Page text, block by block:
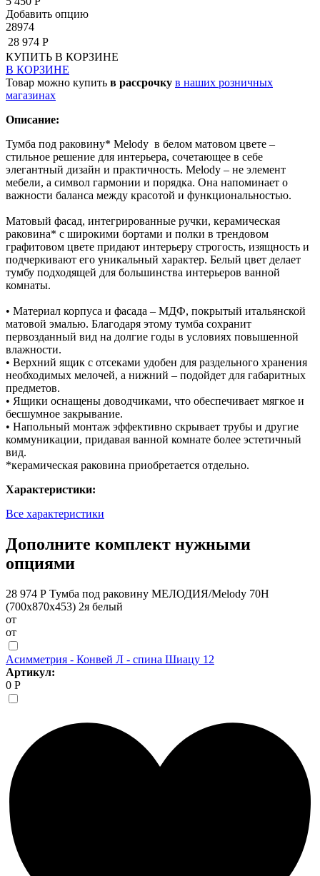
Добавить опцию
28974
28 974 Р
КУПИТЬ В КОРЗИНЕ
В КОРЗИНЕ
Товар можно купить в рассрочку в наших розничных
магазинах
Описание:
Тумба под раковину* Melody в белом матовом цвете –
стильное решение для интерьера, сочетающее в себе
элегантный дизайн и практичность. Melody – не элемент
мебели, а символ гармонии и порядка. Она напоминает о
важности баланса между красотой и функциональностью.
Матовый фасад, интегрированные ручки, керамическая
раковина* с широкими бортами и полки в трендовом
графитовом цвете придают интерьеру строгость, изящность и
подчеркивают его уникальный характер. Белый цвет делает
тумбу подходящей для большинства интерьеров ванной
комнаты.
• Материал корпуса и фасада – МДФ, покрытый итальянской
матовой эмалью. Благодаря этому тумба сохранит
первозданный вид на долгие годы в условиях повышенной
влажности.
• Верхний ящик с отсеками удобен для раздельного хранения
необходимых мелочей, а нижний – подойдет для габаритных
предметов.
• Ящики оснащены доводчиками, что обеспечивает мягкое и
бесшумное закрывание.
• Напольный монтаж эффективно скрывает трубы и другие
коммуникации, придавая ванной комнате более эстетичный
вид.
*керамическая раковина приобретается отдельно.
Характеристики:
Все характеристики
Дополните комплект нужными
опциями
28 974 Р Тумба под раковину МЕЛОДИЯ/Melody 70Н
(700х870х453) 2я белый
от
от
Асимметрия - Конвей Л - спина Шиацу 12
Артикул:
0 Р